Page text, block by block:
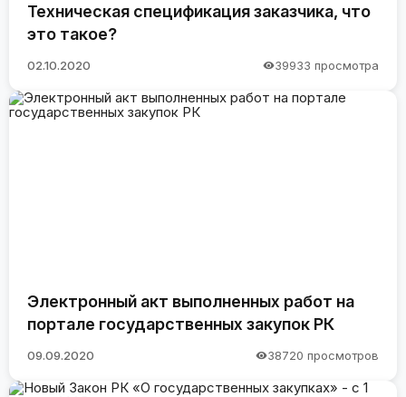
Техническая спецификация заказчика, что
это такое?
02.10.2020 39933 просмотра
Электронный акт выполненных работ на
портале государственных закупок РК
09.09.2020 38720 просмотров